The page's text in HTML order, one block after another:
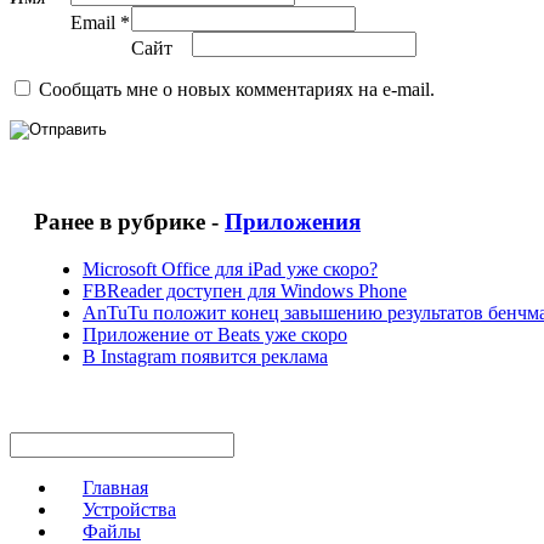
Email *
Сайт
Сообщать мне о новых комментариях на e-mail.
Ранее в рубрике - Приложения
Microsoft Office для iPad уже скоро?
FBReader доступен для Windows Phone
AnTuTu положит конец завышению результатов
Приложение от Beats уже скоро
В Instagram появится реклама
Главная
Устройства
Файлы